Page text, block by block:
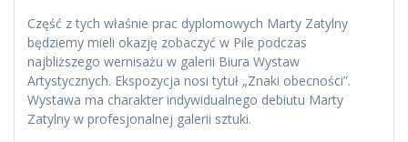
Część z tych właśnie prac dyplomowych Marty Zatylny
będziemy mieli okazję zobaczyć w Pile podczas
najbliższego wernisażu w galerii Biura Wystaw
Artystycznych. Ekspozycja nosi tytuł „Znaki obecności”.
Wystawa ma charakter indywidualnego debiutu Marty
Zatylny w profesjonalnej galerii sztuki.